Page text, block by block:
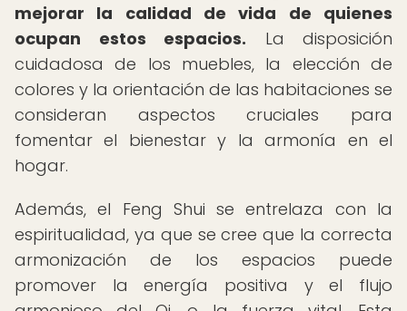
mejorar la calidad de vida de quienes
ocupan estos espacios. La disposición
cuidadosa de los muebles, la elección de
colores y la orientación de las habitaciones se
consideran aspectos cruciales para
fomentar el bienestar y la armonía en el
hogar.
Además, el Feng Shui se entrelaza con la
espiritualidad, ya que se cree que la correcta
armonización de los espacios puede
promover la energía positiva y el flujo